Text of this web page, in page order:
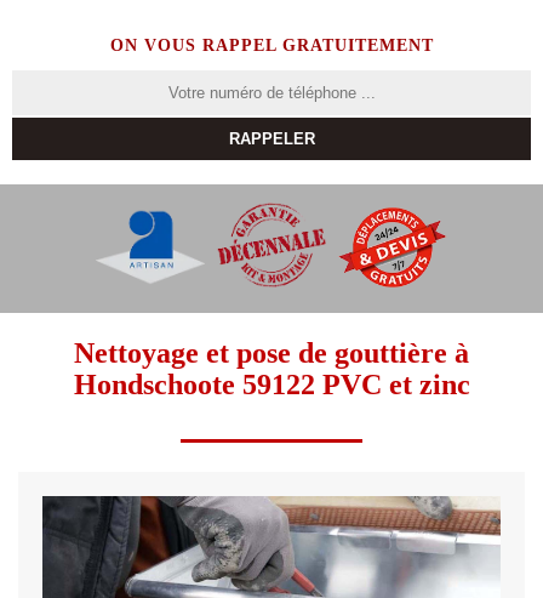
ON VOUS RAPPEL GRATUITEMENT
Nettoyage et pose de gouttière à
Hondschoote 59122 PVC et zinc